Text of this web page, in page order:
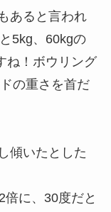
あると言われ
5kg、60kgの
ね！ボウリング
の重さを首だ
傾いたとした
に、30度だと